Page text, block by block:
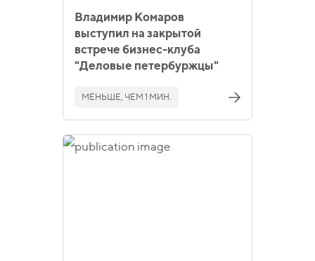
Владимир Комаров
выступил на закрытой
встрече бизнес-клуба
"Деловые петербуржцы"
МЕНЬШЕ, ЧЕМ 1 МИН.